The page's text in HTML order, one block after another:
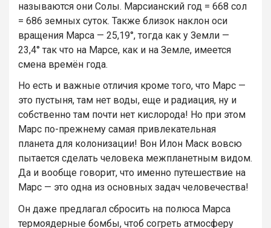
называются они Солы. Марсианский год = 668 сол
= 686 земных суток. Также близок наклон оси
вращения Марса — 25,19°, тогда как у Земли —
23,4° так что на Марсе, как и на Земле, имеется
смена времён года.
Но есть и важные отличия кроме того, что Марс —
это пустыня, там нет воды, еще и радиация, ну и
собственно там почти нет кислорода! Но при этом
Марс по-прежнему самая привлекательная
планета для колонизации! Вон Илон Маск вовсю
пытается сделать человека межпланетным видом.
Да и вообще говорит, что именно путешествие на
Марс — это одна из основных задач человечества!
Он даже предлагал сбросить на полюса Марса
термоядерные бомбы, чтоб согреть атмосферу